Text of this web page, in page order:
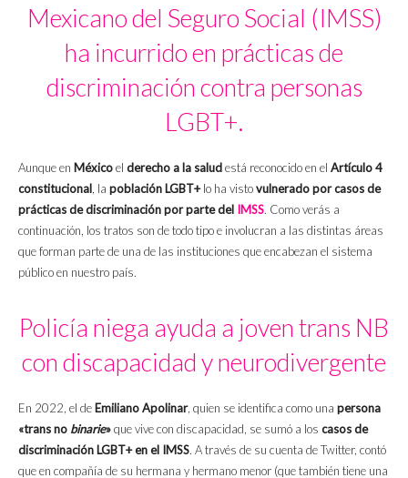
Mexicano del Seguro Social (IMSS)
ha incurrido en prácticas de
discriminación contra personas
LGBT+.
Aunque en Méxicoel derecho a la saludestá reconocido en el Artículo 4
constitucional, la población LGBT+lo ha vistovulnerado por casos de
prácticas de discriminación por parte del IMSS. Como verás a
continuación, los tratos son de todo tipo e involucran a las distintas áreas
que forman parte de una de las instituciones que encabezan el sistema
público en nuestro país.
Policía niega ayuda a joven trans NB
con discapacidad y neurodivergente
En 2022, el de Emiliano Apolinar, quien se identifica como una persona
«trans no binarie»que vive con discapacidad, se sumó a los casos de
discriminación LGBT+ en el IMSS. A través de su cuenta de Twitter, contó
que en compañía de su hermana y hermano menor (que también tiene una